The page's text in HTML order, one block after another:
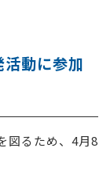
動に参加
図るため、4月8